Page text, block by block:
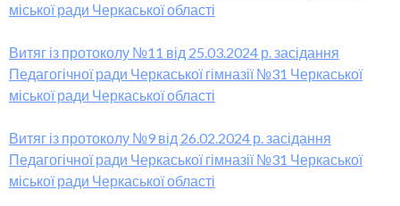
міської ради Черкаської області
Витяг із протоколу №11 від 25.03.2024 р. засідання
Педагогічної ради Черкаської гімназії №31 Черкаської
міської ради Черкаської області
Витяг із протоколу №9 від 26.02.2024 р. засідання
Педагогічної ради Черкаської гімназії №31 Черкаської
міської ради Черкаської області